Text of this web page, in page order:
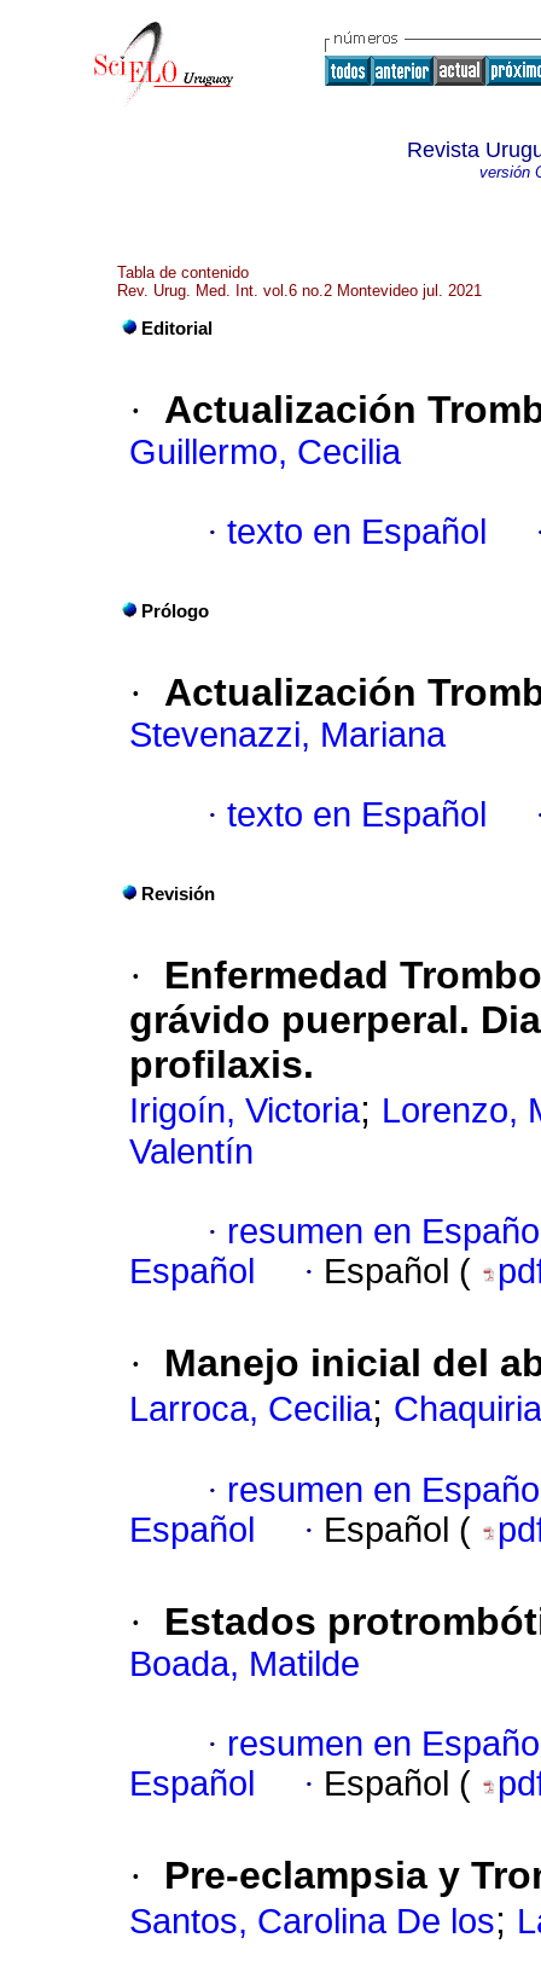
Revista
versión
Tabla de contenido
Rev. Urug. Med. Int. vol.6 no.2 Montevideo jul. 2021
Editorial
· Actualización
Guillermo, Cecilia
· texto en Español
Prólogo
· Actualización
Stevenazzi, Mariana
· texto en Español
Revisión
·
Enfermedad
grávido puerperal.
profilaxis.
Irigoín, Victoria; Lorenzo,
Valentín
· resumen en
Español
· Español (
· Manejo inicial del
Larroca, Cecilia;
· resumen en
Español
· Español (
· Estados
Boada, Matilde
· resumen en
Español
· Español (
· Pre-eclampsia y
Santos, Carolina De los;